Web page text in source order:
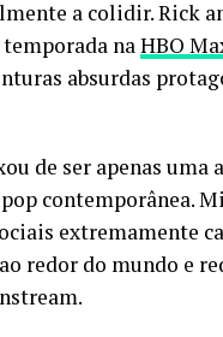
a colidir. Rick
na HBO
absurdas
de ser apenas
contemporânea.
extremamente
redor do mundo e